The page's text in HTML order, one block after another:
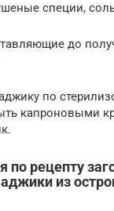
специи,
до
по
капроновыми
по рецепту
из